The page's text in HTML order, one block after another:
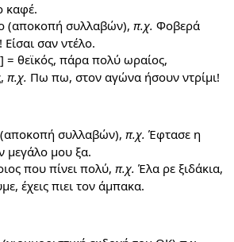
καφέ.
(αποκοπή συλλαβών), π.χ. Φοβερά
σαν ντέλο.
= θεϊκός, πάρα πολύ ωραίος,
π.χ. Πω πω, στον αγώνα ήσουν ντρίμι!
συλλαβών), π.χ. Έφτασε η
μεγάλο μου ξα.
που πίνει πολύ, π.χ. Έλα ρε ξιδάκια,
έχεις πιει τον άμπακα.